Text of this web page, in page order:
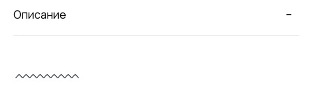
-
Описание